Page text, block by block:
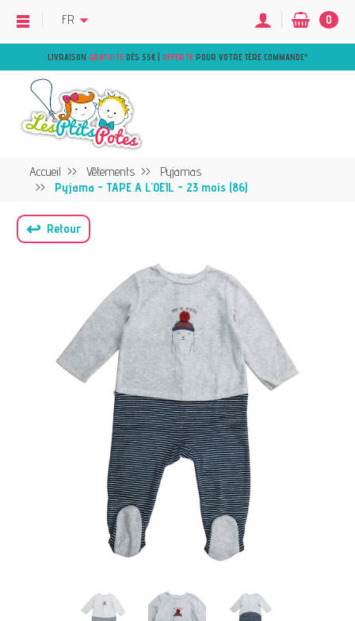
LIVRAISON GRATUITE DÈS 55€ | OFFERTE POUR VOTRE 1ÈRE COMMANDE*
FR 0
Accueil Vêtements
Pyjamas
Pyjama - TAPE A L'OEIL - 23 mois (86)
↩ Retour